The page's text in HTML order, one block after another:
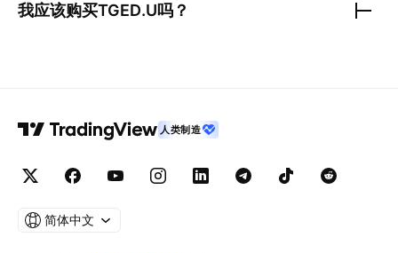
我应该购买TGED.U吗？
人类制造
简体中文